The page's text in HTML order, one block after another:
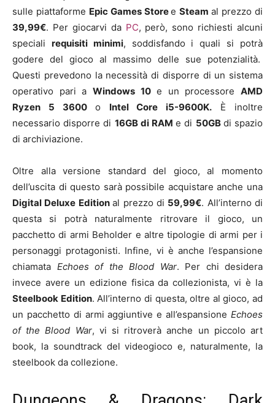
sulle piattaforme Epic Games StoreeSteamal prezzo di
39,99€. Per giocarvi da PC, però, sono richiesti alcuni
speciali requisiti minimi, soddisfando i quali si potrà
godere del gioco al massimo delle sue potenzialità.
Questi prevedono la necessità di disporre di un sistema
operativo pari a Windows 10e un processore AMD
Ryzen 5 3600 o Intel Core i5-9600K. È inoltre
necessario disporre di 16GB di RAMe di 50GB di spazio
di archiviazione.
Oltre alla versione standard del gioco, al momento
dell’uscita di questo sarà possibile acquistare anche una
Digital Deluxe Editional prezzo di 59,99€. All’interno di
questa si potrà naturalmente ritrovare il gioco, un
pacchetto di armi Beholder e altre tipologie di armi per i
personaggi protagonisti. Infine, vi è anche l’espansione
chiamata Echoes of the Blood War. Per chi desidera
invece avere un edizione fisica da collezionista, vi è la
Steelbook Edition. All’interno di questa, oltre al gioco, ad
un pacchetto di armi aggiuntive e all’espansione Echoes
of the Blood War, vi si ritroverà anche un piccolo art
book, la soundtrack del videogioco e, naturalmente, la
steelbook da collezione.